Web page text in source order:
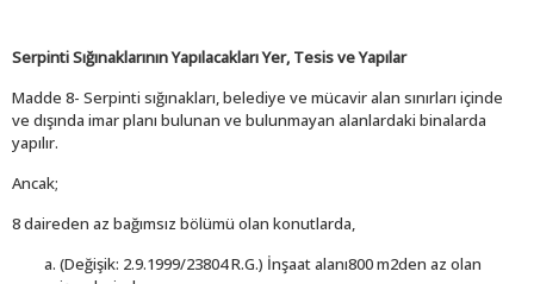
Serpinti Sığınaklarının Yapılacakları Yer, Tesis ve Yapılar
Madde 8- Serpinti sığınakları, belediye ve mücavir alan sınırları içinde
ve dışında imar planı bulunan ve bulunmayan alanlardaki binalarda
yapılır.
Ancak;
8 daireden az bağımsız bölümü olan konutlarda,
(Değişik: 2.9.1999/23804 R.G.) İnşaat alanı800 m2den az olan